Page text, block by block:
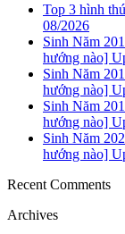
Top 3 hình
08/2026
Sinh Năm
hướng nào]
Sinh Năm
hướng nào]
Sinh Năm
hướng nào]
Sinh Năm
hướng nào]
Recent Comments
Archives